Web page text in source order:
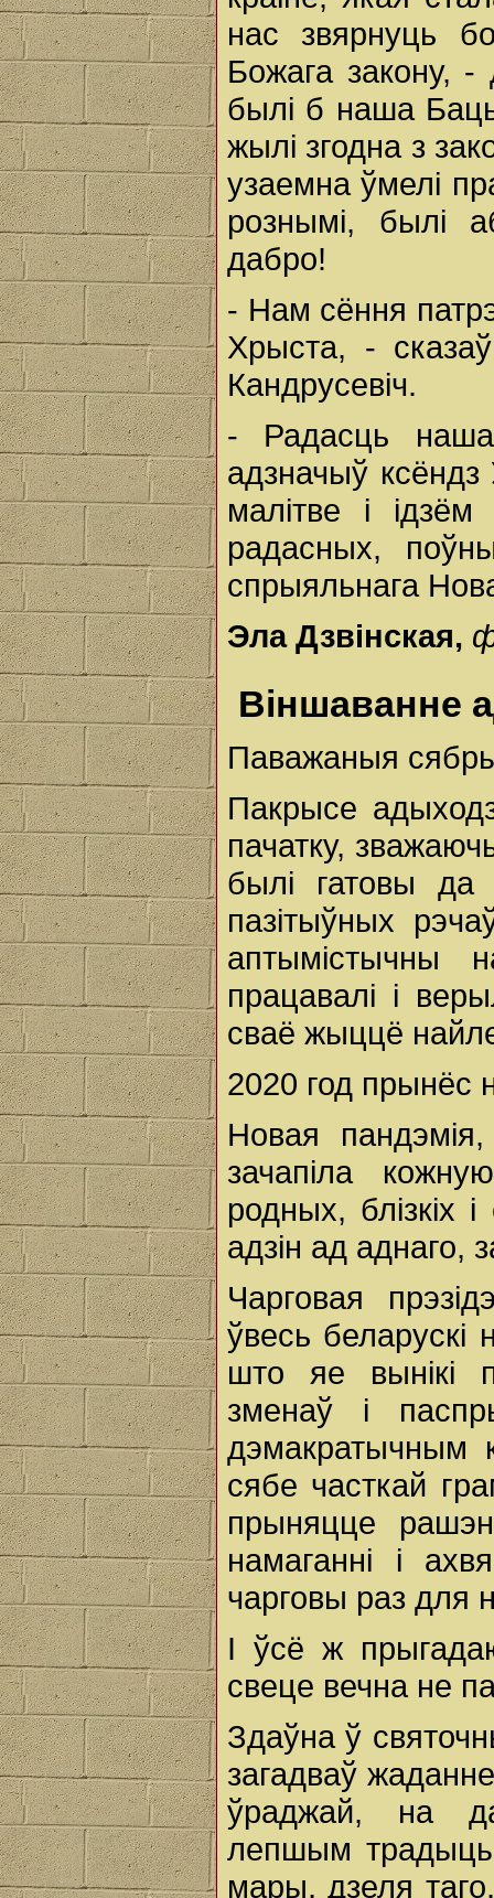
нас звярнуць
Божага закону, -
былі б наша
жылі згодна з
узаемна ўмелі
рознымі, былі
дабро!
- Нам сёння
Хрыста, -
Кандрусевіч.
- Радасць
адзначыў
малітве і
радасных,
спрыяльнага
Эла Дзвінская,
Віншаванне
Паважаныя
Пакрысе
пачатку,
былі гатовы да
пазітыўных
аптымістычны
працавалі і
сваё жыццё
2020 год прынёс
Новая
зачапіла
родных, блізкіх
адзін ад
Чарговая
ўвесь беларускі
што яе вынікі
зменаў і
дэмакратычным
сябе часткай
прыняцце
намаганні і
чарговы раз для
І ўсё ж
свеце вечна не
Здаўна ў
загадваў
ўраджай, на
лепшым
мары, дзеля